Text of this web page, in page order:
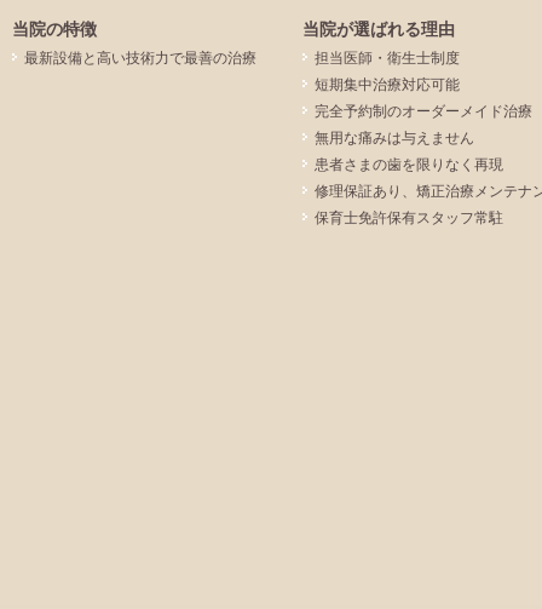
当院の特徴
最新設備と高い技術力で最善の治療
当院が選ばれる理由
担当医師・衛生士制度
短期集中治療対応可能
完全予約制のオーダーメイド治療
無用な痛みは与えません
患者さまの歯を限りなく再現
修理保証あり、矯正治療メンテナ
保育士免許保有スタッフ常駐